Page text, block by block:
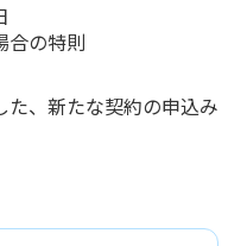
款）
ス向上の取組み
合の特則
、新たな契約の申込み